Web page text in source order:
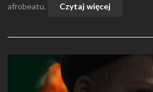
afrobeatu. Czytaj więcej